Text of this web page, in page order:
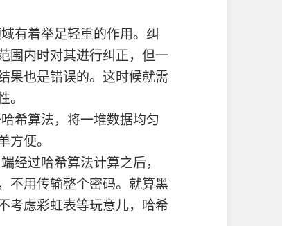
有着举足轻重的作用。纠
围内时对其进行纠正，但一
果也是错误的。这时候就需
希算法，将一堆数据均匀
便。
经过哈希算法计算之后，
不用传输整个密码。就算黑
考虑彩虹表等玩意儿，哈希